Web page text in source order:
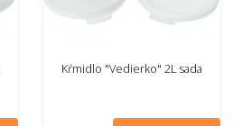
Kŕmidlo "Vedierko" 2L sada